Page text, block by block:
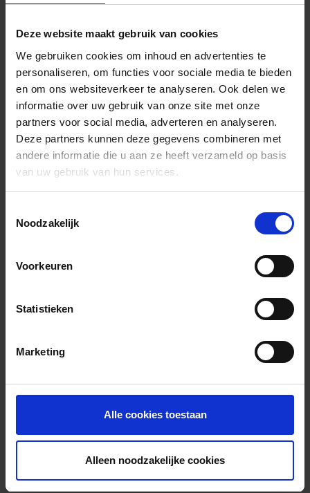
Deze website maakt gebruik van cookies
We gebruiken cookies om inhoud en advertenties te
personaliseren, om functies voor sociale media te bieden
en om ons websiteverkeer te analyseren. Ook delen we
informatie over uw gebruik van onze site met onze
partners voor social media, adverteren en analyseren.
Deze partners kunnen deze gegevens combineren met
andere informatie die u aan ze heeft verzameld op basis
van uw gebruik van hun services.
Noodzakelijk
Voorkeuren
Statistieken
Marketing
Alle cookies toestaan
Alleen noodzakelijke cookies